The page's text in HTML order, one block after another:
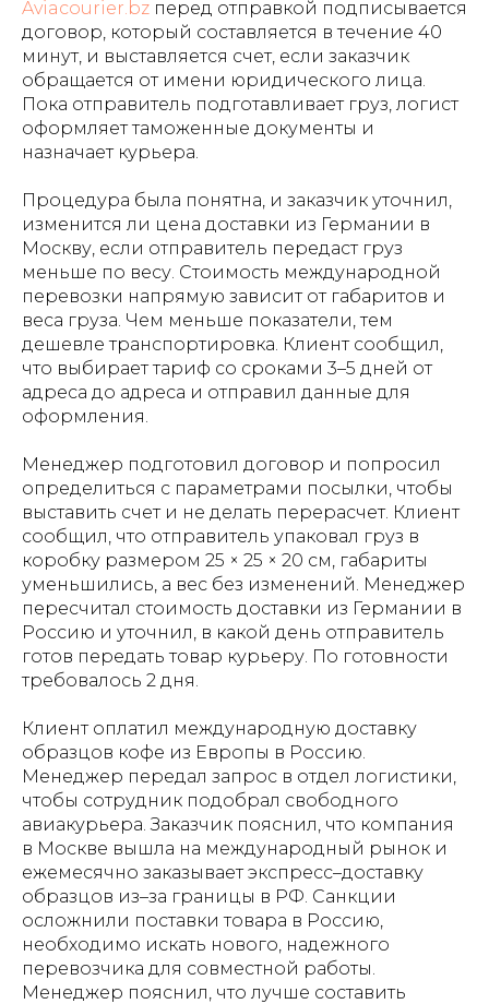
Aviacourier.bz перед отправкой подписывается
договор, который составляется в течение 40
минут, и выставляется счет, если заказчик
обращается от имени юридического лица.
Пока отправитель подготавливает груз, логист
оформляет таможенные документы и
назначает курьера.
Процедура была понятна, и заказчик уточнил,
изменится ли цена доставки из Германии в
Москву, если отправитель передаст груз
меньше по весу. Стоимость международной
перевозки напрямую зависит от габаритов и
веса груза. Чем меньше показатели, тем
дешевле транспортировка. Клиент сообщил,
что выбирает тариф со сроками 3–5 дней от
адреса до адреса и отправил данные для
оформления.
Менеджер подготовил договор и попросил
определиться с параметрами посылки, чтобы
выставить счет и не делать перерасчет. Клиент
сообщил, что отправитель упаковал груз в
коробку размером 25 × 25 × 20 см, габариты
уменьшились, а вес без изменений. Менеджер
пересчитал стоимость доставки из Германии в
Россию и уточнил, в какой день отправитель
готов передать товар курьеру. По готовности
требовалось 2 дня.
Клиент оплатил международную доставку
образцов кофе из Европы в Россию.
Менеджер передал запрос в отдел логистики,
чтобы сотрудник подобрал свободного
авиакурьера. Заказчик пояснил, что компания
в Москве вышла на международный рынок и
ежемесячно заказывает экспресс–доставку
образцов из–за границы в РФ. Санкции
осложнили поставки товара в Россию,
необходимо искать нового, надежного
перевозчика для совместной работы.
Менеджер пояснил, что лучше составить